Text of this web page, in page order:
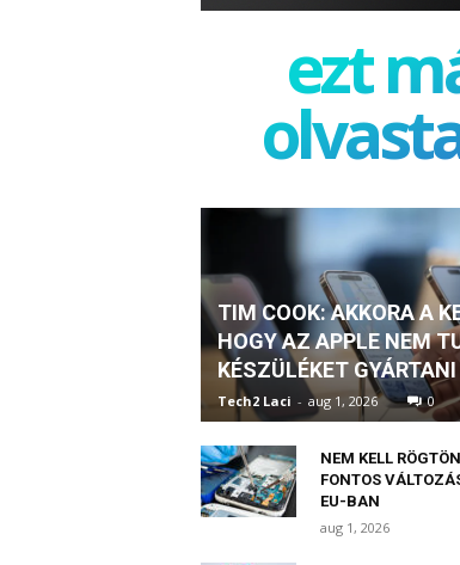
ezt
TIM COOK: AKKORA A
HOGY AZ APPLE NEM
KÉSZÜLÉKET GYÁRTANI
Tech2 Laci - aug 1, 2026 0
NEM KELL
FONTOS
EU-BAN
aug 1, 2026